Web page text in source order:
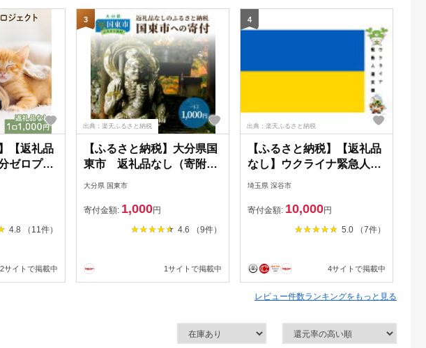
【返礼品
ゼロプロ
への寄附
4.8 （11件）
2サイトで掲載中
3
出典：楽天ふるさと納税
【ふるさと納税】大分県国
東市 返礼品なし（寄附の
みの受付となります）
大分県 国東市
寄付金額: 1,000円
4.6 （9件）
1サイトで掲載中
4
出典：楽天ふるさと納税
【ふるさと納税】【返礼品
なし】ウクライナ緊急人道
支援（1口10,000円より）
埼玉県 深谷市
寄付金額: 10,000円
5.0 （7件）
4サイトで掲載中
レビュー件数ランキングをもっと見る